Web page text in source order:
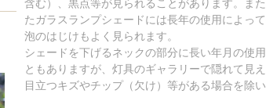
含む）、黒点等が見られることがあります。ま
たガラスランプシェードには長年の使用によっ
泡のはじけもよく見られます。
シェードを下げるネックの部分に長い年月の使
ともありますが、灯具のギャラリーで隠れて見
目立つキズやチップ（欠け）等がある場合を除